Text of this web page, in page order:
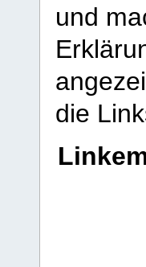
und
die